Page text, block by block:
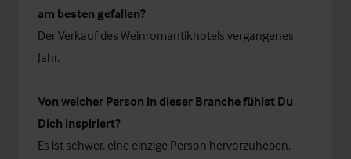
am besten gefallen?
Der Verkauf des Weinromantikhotels vergangenes
Jahr.
Von welcher Person in dieser Branche fühlst Du
Dich inspiriert?
Es ist schwer, eine einzige Person hervorzuheben.